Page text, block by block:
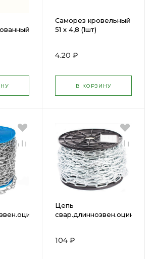
Саморез кровельный
51 х 4,8 (1шт)
4.20 ₽
В КОРЗИНУ
Цепь
104 ₽